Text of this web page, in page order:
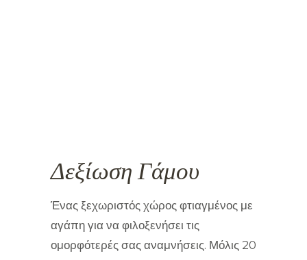
Δεξίωση Γάμου
Ένας ξεχωριστός χώρος φτιαγμένος με
αγάπη για να φιλοξενήσει τις
ομορφότερές σας αναμνήσεις. Μόλις 20